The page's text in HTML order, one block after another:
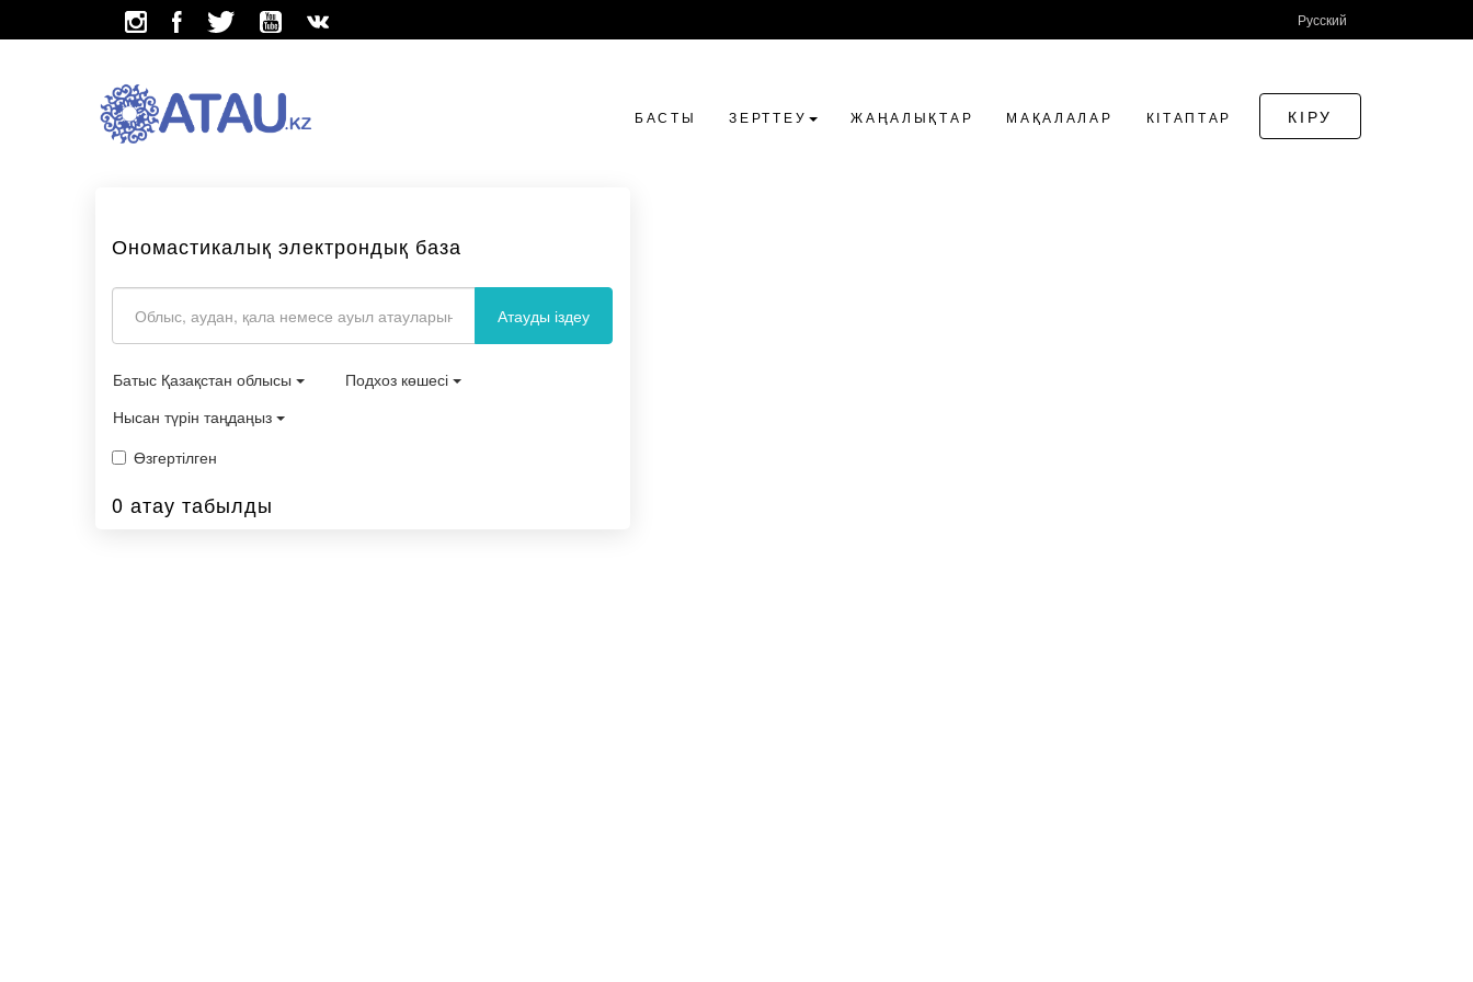
Русский
БАСТЫ ЗЕРТТЕУ ЖАҢАЛЫҚТАР МАҚАЛАЛАР КІТАПТАР КІРУ
Ономастикалық электрондық база
Атауды іздеу
Батыс Қазақстан облысы
Подхоз көшесі
Нысан түрін таңдаңыз
Өзгертілген
0 атау табылды